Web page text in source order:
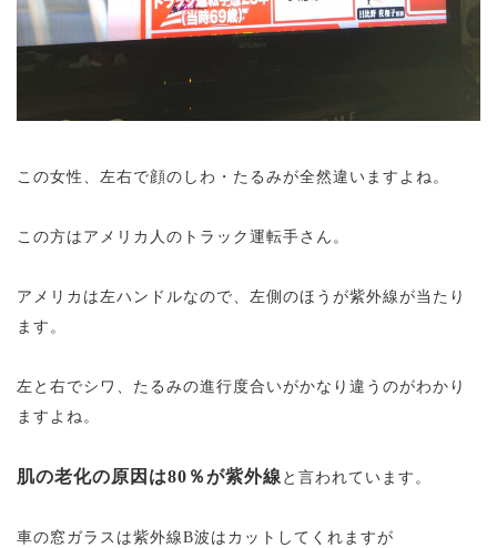
この女性、左右で顔のしわ・たるみが全然違いますよね。
この方はアメリカ人のトラック運転手さん。
アメリカは左ハンドルなので、左側のほうが紫外線が当たり
ます。
左と右でシワ、たるみの進行度合いがかなり違うのがわかり
ますよね。
肌の老化の原因は80％が紫外線 と言われています。
車の窓ガラスは紫外線B波はカットしてくれますが